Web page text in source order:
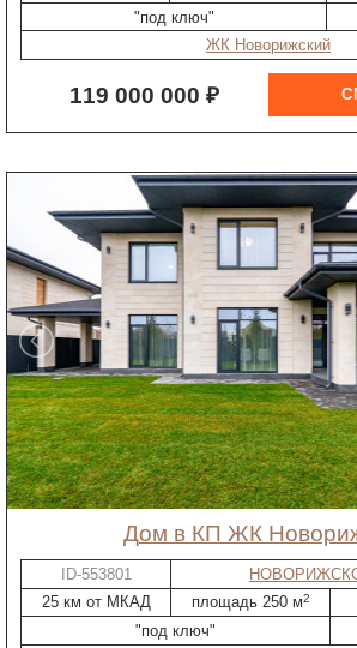
"под ключ"
ЖК Новорижский
119 000 000 ₽
дом в КП ЖК
ID-553801
25 км от МКАД
площадь 250 м2
"под ключ"